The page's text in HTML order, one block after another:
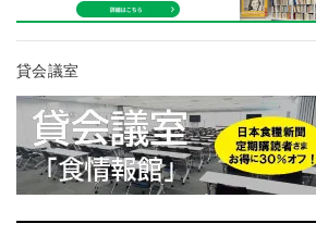
貸会議室